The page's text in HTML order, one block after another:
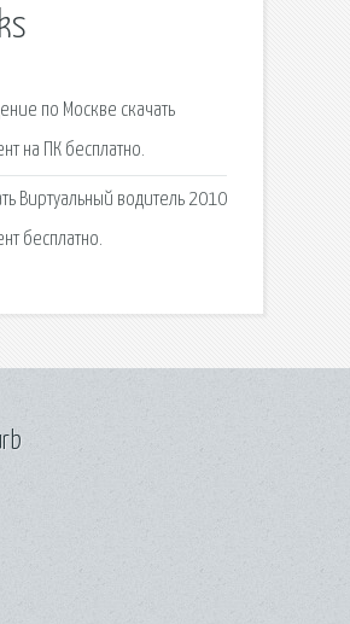
по Москве скачать
на ПК бесплатно.
Виртуальный водитель 2010
бесплатно.